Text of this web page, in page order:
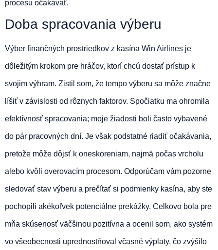
procesu očakávať.
Doba spracovania výberu
Výber finančných prostriedkov z kasína Win Airlines je
dôležitým krokom pre hráčov, ktorí chcú dostať prístup k
svojim výhram. Zistil som, že tempo výberu sa môže značne
líšiť v závislosti od rôznych faktorov. Spočiatku ma ohromila
efektívnosť spracovania; moje žiadosti boli často vybavené
do pár pracovných dní. Je však podstatné riadiť očakávania,
pretože môže dôjsť k oneskoreniam, najmä počas vrcholu
alebo kvôli overovacím procesom. Odporúčam vám pozorne
sledovať stav výberu a prečítať si podmienky kasína, aby ste
pochopili akékoľvek potenciálne prekážky. Celkovo bola pre
mňa skúsenosť väčšinou pozitívna a ocenil som, ako systém
vo všeobecnosti uprednostňoval včasné výplaty, čo zvýšilo